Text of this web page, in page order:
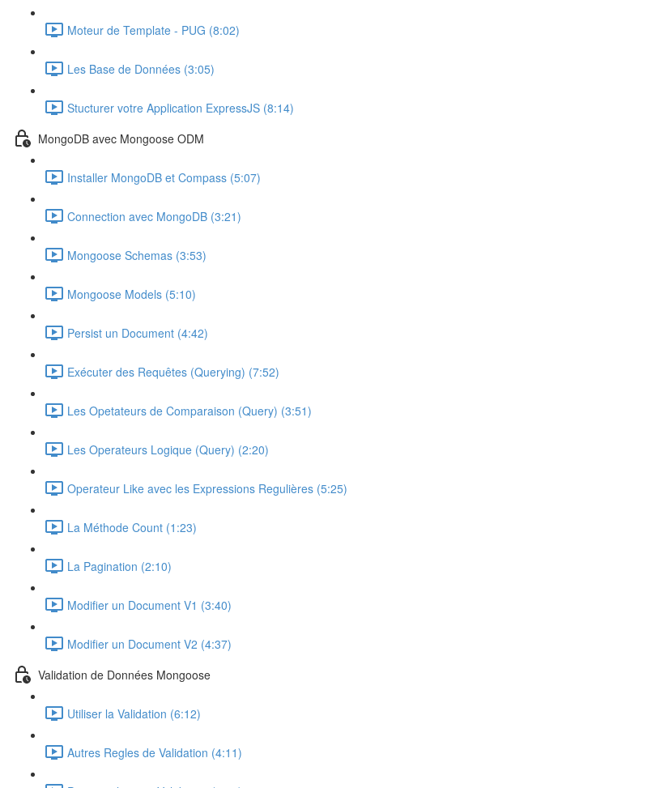
Moteur de Template - PUG (8:02)
Les Base de Données (3:05)
Stucturer votre Application ExpressJS (8:14)
MongoDB avec Mongoose ODM
Installer MongoDB et Compass (5:07)
Connection avec MongoDB (3:21)
Mongoose Schemas (3:53)
Mongoose Models (5:10)
Persist un Document (4:42)
Exécuter des Requêtes (Querying) (7:52)
Les Opetateurs de Comparaison (Query) (3:51)
Les Operateurs Logique (Query) (2:20)
Operateur Like avec les Expressions Regulières (5:25)
La Méthode Count (1:23)
La Pagination (2:10)
Modifier un Document V1 (3:40)
Modifier un Document V2 (4:37)
Validation de Données Mongoose
Utiliser la Validation (6:12)
Autres Regles de Validation (4:11)